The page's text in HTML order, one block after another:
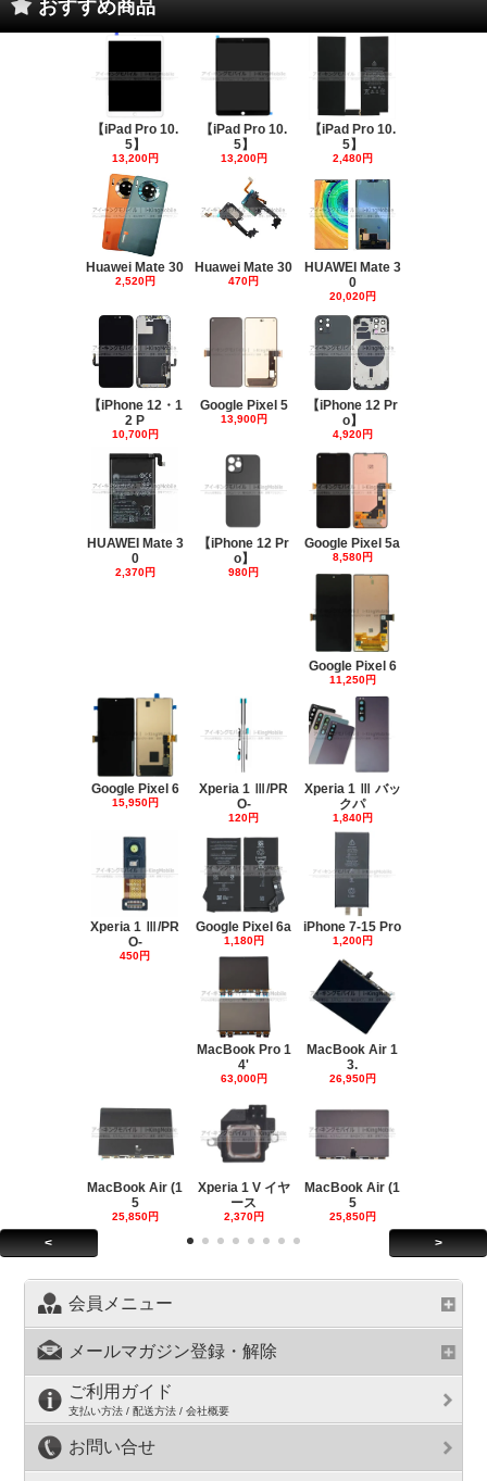
おすすめ商品
【iPad Pro 10.
5】
13,200円
【iPad Pro 10.
5】
13,200円
【iPad Pro 10.
5】
2,480円
Huawei Mate 30
2,520円
Huawei Mate 30
470円
HUAWEI Mate 3
0
20,020円
【iPhone 12・1
2 P
10,700円
Google Pixel 5
13,900円
【iPhone 12 Pr
o】
4,920円
HUAWEI Mate 3
0
2,370円
【iPhone 12 Pr
o】
980円
Google Pixel 5a
8,580円
Google Pixel 6
11,250円
Google Pixel 6
15,950円
Xperia 1 Ⅲ/PR
O-
120円
Xperia 1 Ⅲ バッ
クパ
1,840円
Xperia 1 Ⅲ/PR
O-
450円
Google Pixel 6a
1,180円
iPhone 7-15 Pro
1,200円
MacBook Pro 1
4'
63,000円
MacBook Air 1
3.
26,950円
MacBook Air (1
5
25,850円
Xperia 1 V イヤ
ース
2,370円
MacBook Air (1
5
25,850円
< >
会員メニュー
メールマガジン登録・解除
ご利用ガイド
支払い方法 / 配送方法 / 会社概要
お問い合せ